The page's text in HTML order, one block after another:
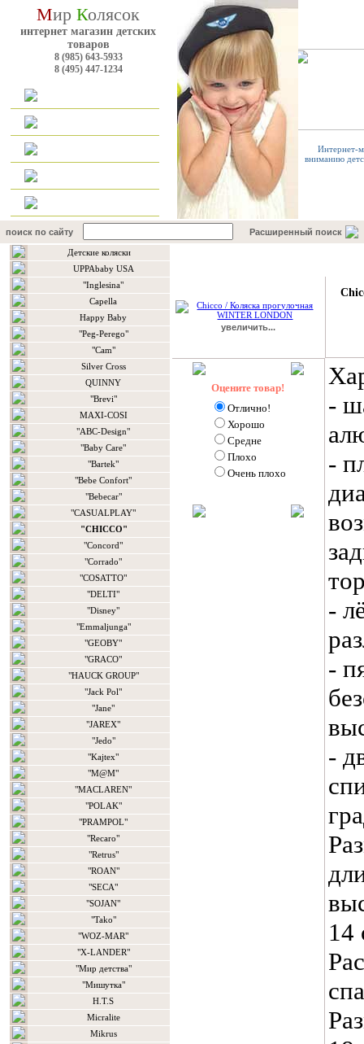
Мир Колясок
интернет магазин детских
товаров
8 (985) 643-5933
8 (495) 447-1234
Интернет-
вниманию
поиск по сайту Расширенный поиск
Детские коляски
UPPAbaby USA
"Inglesina"
Сapella
Happy Baby
"Peg-Perego"
"Сam"
Silver Cross
QUINNY
"Brevi"
MAXI-COSI
"ABC-Design"
"Baby Care"
"Bartek"
"Bebe Confort"
"Bebecar"
"CASUALPLAY"
"CHICCO"
"Concord"
"Corrado"
"COSATTO"
"DELTI"
"Disney"
"Emmaljunga"
"GEOBY"
"GRACO"
"HAUCK GROUP"
"Jack Pol"
"Jane"
"JAREX"
"Jedo"
"Kajtex"
"M@M"
"MACLAREN"
"POLAK"
"PRAMPOL"
"Recaro"
"Retrus"
"ROAN"
"SECA"
"SOJAN"
"Tako"
"WOZ-MAR"
"X-LANDER"
"Мир детства"
"Мишутка"
H.T.S
Micralite
Mikrus
увеличить...
Оцените товар!
Отлично!
Хорошо
Средне
Плохо
Очень плохо
-
-
-
-
-
14